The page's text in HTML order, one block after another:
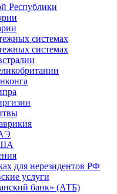
Республики
системах
системах
для нерезидентов РФ
услуги
банк» (АТБ)